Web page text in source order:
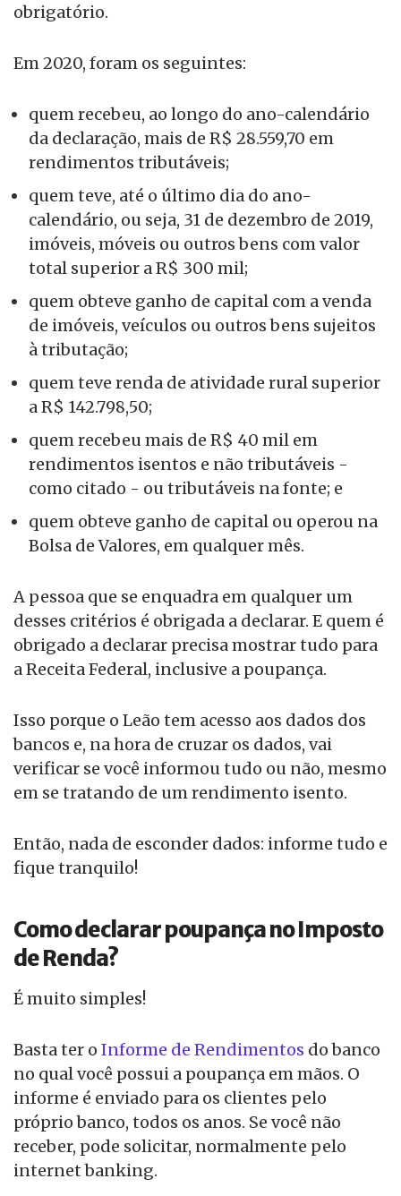
obrigatório.
Em 2020, foram os seguintes:
quem recebeu, ao longo do ano-calendário
da declaração, mais de R$ 28.559,70 em
rendimentos tributáveis;
quem teve, até o último dia do ano-
calendário, ou seja, 31 de dezembro de 2019,
imóveis, móveis ou outros bens com valor
total superior a R$ 300 mil;
quem obteve ganho de capital com a venda
de imóveis, veículos ou outros bens sujeitos
à tributação;
quem teve renda de atividade rural superior
a R$ 142.798,50;
quem recebeu mais de R$ 40 mil em
rendimentos isentos e não tributáveis -
como citado - ou tributáveis na fonte; e
quem obteve ganho de capital ou operou na
Bolsa de Valores, em qualquer mês.
A pessoa que se enquadra em qualquer um
desses critérios é obrigada a declarar. E quem é
obrigado a declarar precisa mostrar tudo para
a Receita Federal, inclusive a poupança.
Isso porque o Leão tem acesso aos dados dos
bancos e, na hora de cruzar os dados, vai
verificar se você informou tudo ou não, mesmo
em se tratando de um rendimento isento.
Então, nada de esconder dados: informe tudo e
fique tranquilo!
Como declarar poupança no Imposto
de Renda?
É muito simples!
Basta ter o Informe de Rendimentos do banco
no qual você possui a poupança em mãos. O
informe é enviado para os clientes pelo
próprio banco, todos os anos. Se você não
receber, pode solicitar, normalmente pelo
internet banking.